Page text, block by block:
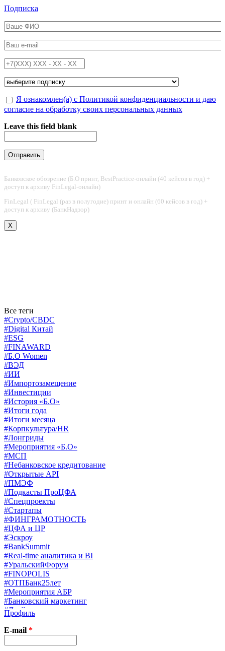
Перейти к основному содержанию
Подписка
ФИО*
Email*
Телефон*
Подписка на*
Обработка персональных данных*
Я ознакомлен(а) с Политикой конфиденциальности и даю
согласие на обработку своих персональных данных
Leave this field blank
Банковское обозрение (Б.О принт, BestPractice-онлайн (40 кейсов в год) +
доступ к архиву FinLegal-онлайн)
FinLegal ( FinLegal (раз в полугодие) принт и онлайн (60 кейсов в год) +
доступ к архиву (БанкНадзор)
X
Все теги
#Crypto/CBDC
#Digital Китай
#ESG
#FINAWARD
#Б.О Women
#ВЭД
#ИИ
#Импортозамещение
#Инвестиции
#История «Б.О»
#Итоги года
#Итоги месяца
#Корпкультура/HR
#Лонгриды
#Мероприятия «Б.О»
#МСП
#Небанковское кредитование
#Открытые API
#ПМЭФ
#Подкасты ПроЦФА
#Спецпроекты
#Стартапы
#ФИНГРАМОТНОСТЬ
#ЦФА и ЦР
#Эскроу
#BankSummit
#Real-time аналитика и BI
#УральскийФорум
#FINOPOLIS
#ОТПБанк25лет
#Мероприятия АБР
#Банковский маркетинг
#Драйверы страхования
#Финконгресс ЦБ
#PB&WM
#UX/CX
#Экосистемы
Профиль
E-mail *